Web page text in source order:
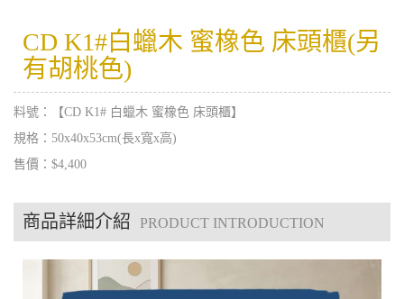
CD K1#白蠟木 蜜橡色 床頭櫃(另
有胡桃色)
料號：【CD K1# 白蠟木 蜜橡色 床頭櫃】
規格：50x40x53cm(長x寬x高)
售價：$4,400
商品詳細介紹 PRODUCT INTRODUCTION